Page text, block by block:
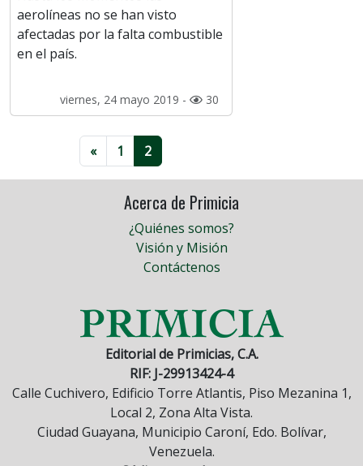
aerolíneas no se han visto
afectadas por la falta combustible
en el país.
viernes, 24 mayo 2019 - 30
« 1 2
Acerca de Primicia
¿Quiénes somos?
Visión y Misión
Contáctenos
Editorial de Primicias, C.A.
RIF: J-29913424-4
Calle Cuchivero, Edificio Torre Atlantis, Piso Mezanina 1,
Local 2, Zona Alta Vista.
Ciudad Guayana, Municipio Caroní, Edo. Bolívar,
Venezuela.